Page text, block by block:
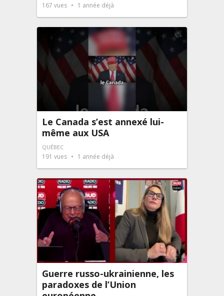
167 vues 1 année déjà
Le Canada s’est annexé lui-
même aux USA
QUÉBEC
191 vues 1 année déjà
Guerre russo-ukrainienne, les
paradoxes de l’Union